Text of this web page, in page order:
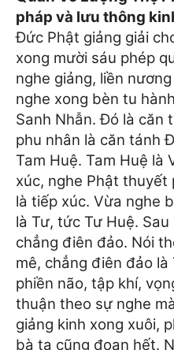
pháp và lưu thông
Đức Phật giảng giải
xong mười sáu phép
nghe giảng, liền
nghe xong bèn tu
Sanh Nhẫn. Đó là căn
phu nhân là căn tánh
Tam Huệ. Tam Huệ là
xúc, nghe Phật thuyết
là tiếp xúc. Vừa nghe
là Tư, tức Tư Huệ.
chẳng điên đảo. Nói
mê, chẳng điên đảo là
phiền não, tập khí,
thuận theo sự nghe
giảng kinh xong xuôi,
bà ta cũng đoạn hết.